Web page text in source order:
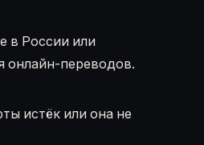
в России или
онлайн-переводов.
истёк или она не